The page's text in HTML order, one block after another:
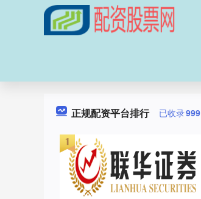
正规配资平台排行 已收录999